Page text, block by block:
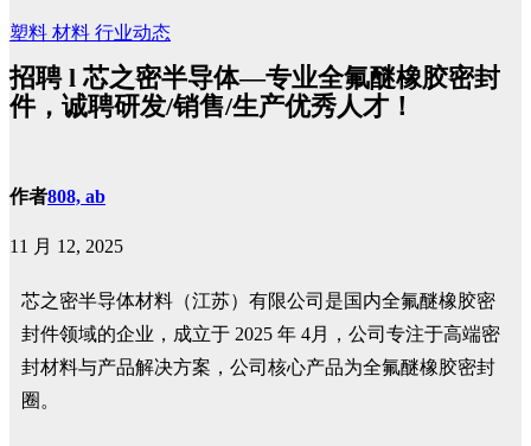
塑料 材料 行业动态
招聘 l 芯之密半导体—专业全氟醚橡胶密封
件，诚聘研发/销售/生产优秀人才！
作者808, ab
11 月 12, 2025
芯之密半导体材料（江苏）有限公司是国内全氟醚橡胶密
封件领域的企业，成立于 2025 年 4月，公司专注于高端密
封材料与产品解决方案，公司核心产品为全氟醚橡胶密封
圈。